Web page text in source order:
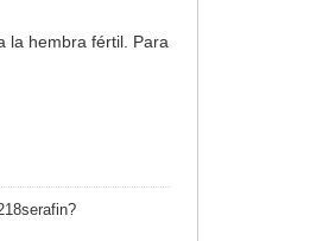
la hembra fértil. Para